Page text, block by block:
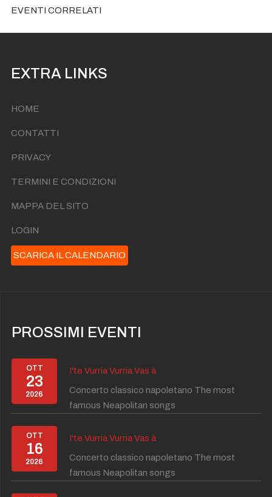
EVENTI CORRELATI
EXTRA LINKS
HOME
CONTATTI
PRIVACY
TERMINI E CONDIZIONI
MAPPA DEL SITO
LOGIN
SCARICA IL CALENDARIO
PROSSIMI EVENTI
OTT
23
2026
I'te Vurria Vurria Vas à
Concerto classico napoletano The most
famous Neapolitan songs
OTT
16
2026
I'te Vurria Vurria Vas à
Concerto classico napoletano The most
famous Neapolitan songs